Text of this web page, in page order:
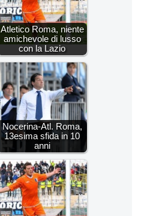
Atletico Roma, niente
amichevole di lusso
con la Lazio
Nocerina-Atl. Roma,
13esima sfida in 10
anni